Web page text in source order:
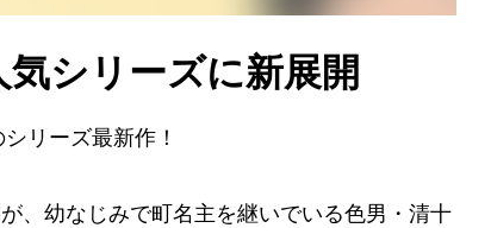
シリーズに新展開
リーズ最新作！
、幼なじみで町名主を継いでいる色男・清十